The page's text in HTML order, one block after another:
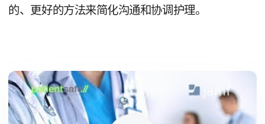
的、​更​好​的​方法​来​简化​沟通​和​协调​护理。